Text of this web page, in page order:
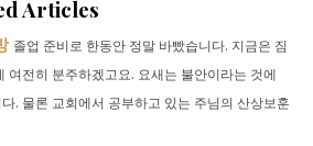
Articles
졸업 준비로 한동안 정말 바빴습니다. 지금은 짐
여전히 분주하겠고요. 요새는 불안이라는 것에
. 물론 교회에서 공부하고 있는 주님의 산상보훈